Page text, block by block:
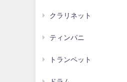
クラリネット
ティンパニ
トランペット